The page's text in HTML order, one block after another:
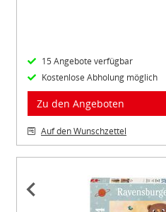
15 Angebote verfügbar
Kostenlose Abholung möglich
Zu den Angeboten
Auf den Wunschzettel